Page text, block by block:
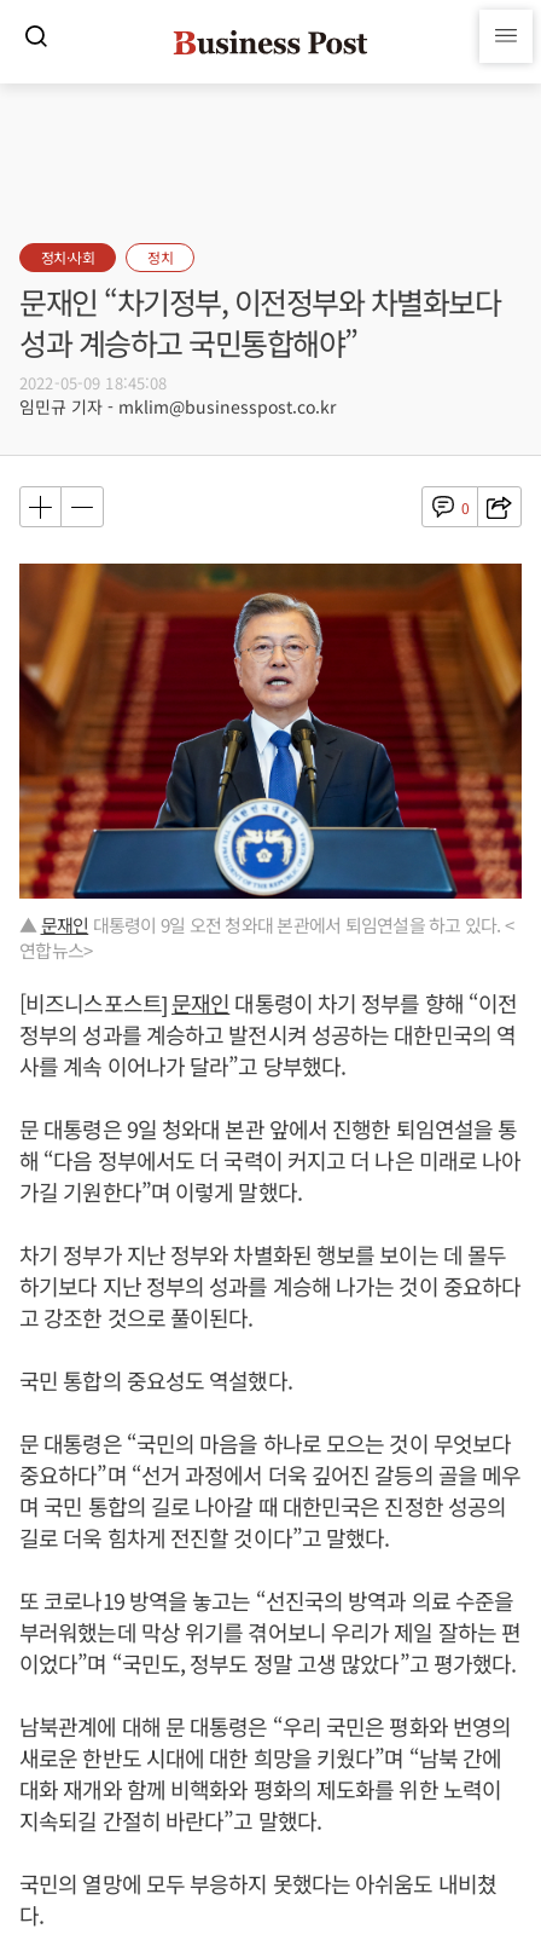
정치·사회 정치
문재인 “차기정부, 이전정부와 차별화보다
성과 계승하고 국민통합해야”
2022-05-09 18:45:08
임민규 기자 - mklim@businesspost.co.kr
0
▲문재인 대통령이 9일 오전 청와대 본관에서 퇴임연설을 하고 있다. <
연합뉴스>
[비즈니스포스트]문재인 대통령이 차기 정부를 향해 “이전
정부의 성과를 계승하고 발전시켜 성공하는 대한민국의 역
사를 계속 이어나가 달라”고 당부했다.
문 대통령은 9일 청와대 본관 앞에서 진행한 퇴임연설을 통
해 “다음 정부에서도 더 국력이 커지고 더 나은 미래로 나아
가길 기원한다”며 이렇게 말했다.
차기 정부가 지난 정부와 차별화된 행보를 보이는 데 몰두
하기보다 지난 정부의 성과를 계승해 나가는 것이 중요하다
고 강조한 것으로 풀이된다.
국민 통합의 중요성도 역설했다.
문 대통령은 “국민의 마음을 하나로 모으는 것이 무엇보다
중요하다”며 “선거 과정에서 더욱 깊어진 갈등의 골을 메우
며 국민 통합의 길로 나아갈 때 대한민국은 진정한 성공의
길로 더욱 힘차게 전진할 것이다”고 말했다.
또 코로나19 방역을 놓고는 “선진국의 방역과 의료 수준을
부러워했는데 막상 위기를 겪어보니 우리가 제일 잘하는 편
이었다”며 “국민도, 정부도 정말 고생 많았다”고 평가했다.
남북관계에 대해 문 대통령은 “우리 국민은 평화와 번영의
새로운 한반도 시대에 대한 희망을 키웠다”며 “남북 간에
대화 재개와 함께 비핵화와 평화의 제도화를 위한 노력이
지속되길 간절히 바란다”고 말했다.
국민의 열망에 모두 부응하지 못했다는 아쉬움도 내비쳤
다.